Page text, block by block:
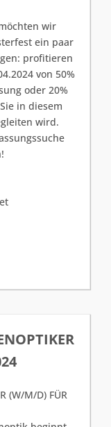
wir
ein paar
profitieren
von 50%
oder 20%
in diesem
wird.
(W/M/D) FÜR